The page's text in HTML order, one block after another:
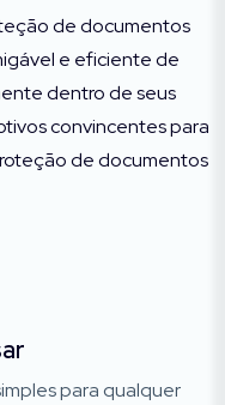
de documentos
e eficiente de
dentro de seus
convincentes para
de documentos
para qualquer